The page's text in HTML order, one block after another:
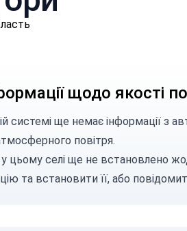
щодо якості
системі ще немає інформації з
повітря.
у цьому селі ще не встановлено
та встановити її, або